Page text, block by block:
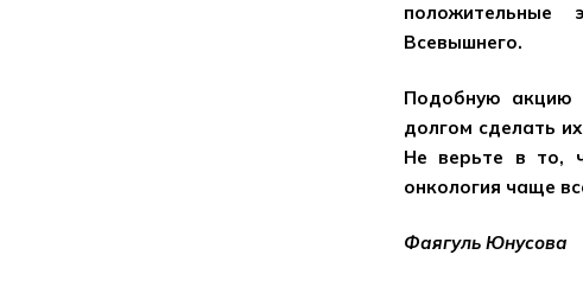
положительные
Всевышнего.
Подобную акцию
долгом сделать
Не верьте в то,
онкология чаще
Фаягуль Юнусова